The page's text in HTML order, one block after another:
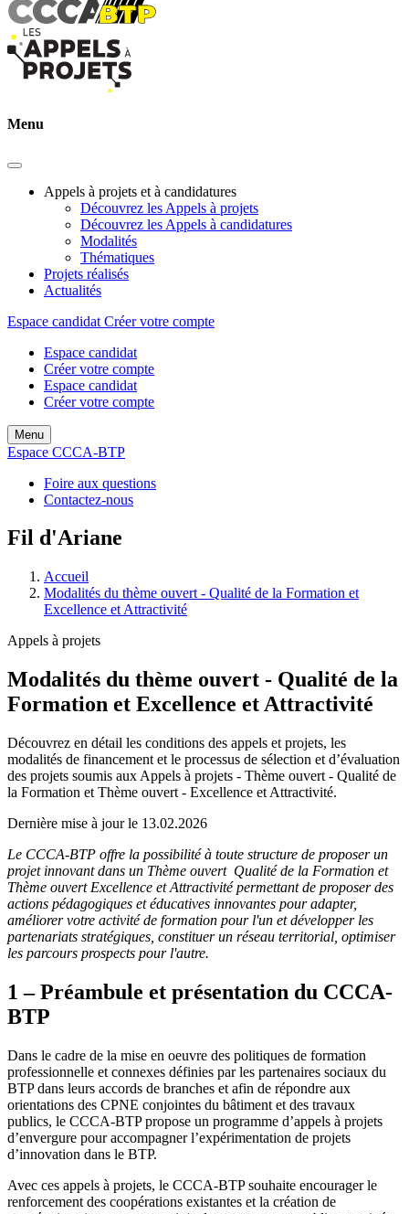
Menu
Appels à projets et à candidatures
Découvrez les Appels à projets
Découvrez les Appels à candidatures
Modalités
Thématiques
Projets réalisés
Actualités
Espace candidat Créer votre compte
Espace candidat
Créer votre compte
Espace candidat
Créer votre compte
Menu
Espace CCCA-BTP
Foire aux questions
Contactez-nous
Fil d'Ariane
Accueil
Modalités du thème ouvert - Qualité de la Formation et
Excellence et Attractivité
Appels à projets
Modalités du thème ouvert - Qualité de la
Formation et Excellence et Attractivité
Découvrez en détail les conditions des appels et projets, les
modalités de financement et le processus de sélection et d’évaluation
des projets soumis aux Appels à projets - Thème ouvert - Qualité de
la Formation et Thème ouvert - Excellence et Attractivité.
Dernière mise à jour le 13.02.2026
Le CCCA-BTP offre la possibilité à toute structure de proposer un
projet innovant dans un Thème ouvert Qualité de la Formation et
Thème ouvert Excellence et Attractivité permettant de proposer des
actions pédagogiques et éducatives innovantes pour adapter,
améliorer votre activité de formation pour l'un et développer les
partenariats stratégiques, constituer un réseau territorial, optimiser
les parcours prospects pour l'autre.
1 – Préambule et présentation du CCCA-
BTP
Dans le cadre de la mise en oeuvre des politiques de formation
professionnelle et connexes définies par les partenaires sociaux du
BTP dans leurs accords de branches et afin de répondre aux
orientations des CPNE conjointes du bâtiment et des travaux
publics, le CCCA-BTP propose un programme d’appels à projets
d’envergure pour accompagner l’expérimentation de projets
d’innovation dans le BTP.
Avec ces appels à projets, le CCCA-BTP souhaite encourager le
renforcement des coopérations existantes et la création de